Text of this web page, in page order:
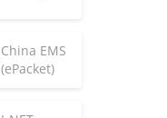
China EMS
(ePacket)